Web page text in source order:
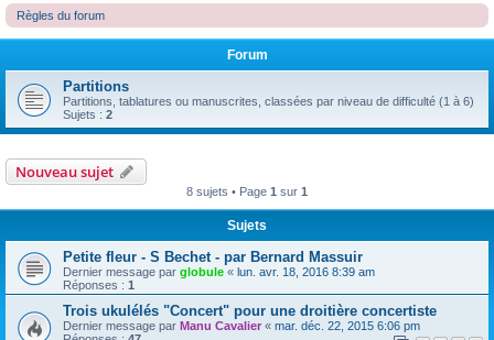
Règles du forum
Forum
Partitions
Partitions, tablatures ou manuscrites, classées par niveau de difficulté (1 à 6)
Sujets : 2
Nouveau sujet
8 sujets • Page 1 sur 1
Sujets
Petite fleur - S Bechet - par Bernard Massuir
Dernier message par globule « lun. avr. 18, 2016 8:39 am
Réponses : 1
Trois ukulélés "Concert" pour une droitière concertiste
Dernier message par Manu Cavalier « mar. déc. 22, 2015 6:06 pm